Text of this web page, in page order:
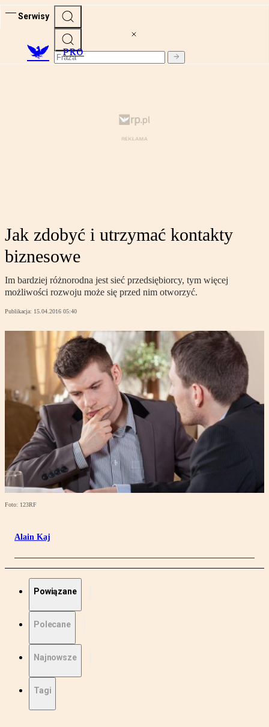
Serwisy
PRO
Jak zdobyć i utrzymać kontakty
biznesowe
Im bardziej różnorodna jest sieć przedsiębiorcy, tym więcej
możliwości rozwoju może się przed nim otworzyć.
Publikacja: 15.04.2016 05:40
Foto: 123RF
Alain Kaj
Powiązane
Polecane
Najnowsze
Tagi